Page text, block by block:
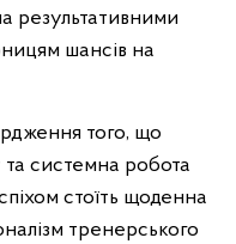
результативними
шансів на
того, що
та системна робота
стоїть щоденна
тренерського